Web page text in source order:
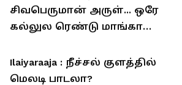
சிவபெருமான் அருள்... ஒரே
கல்லுல ரெண்டு மாங்கா
Ilaiyaraaja : நீச்சல் குளத்தில்
மெலடி பாடலா?